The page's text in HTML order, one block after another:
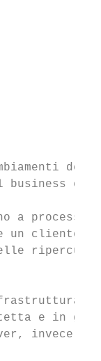
del
business è il
a processi
un cliente
e in
invece,